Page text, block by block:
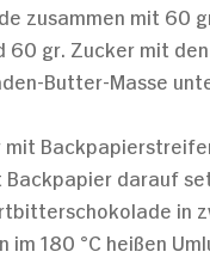
zusammen mit 60
60 gr. Zucker mit
Butter-Masse
mit
darauf
in
180 °C heißen